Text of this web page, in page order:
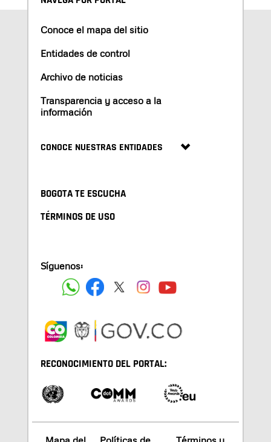
Conoce el mapa del sitio
Entidades de control
Archivo de noticias
Transparencia y acceso a la
información
CONOCE NUESTRAS ENTIDADES
BOGOTA TE ESCUCHA
TÉRMINOS DE USO
Síguenos:
RECONOCIMIENTO DEL PORTAL: